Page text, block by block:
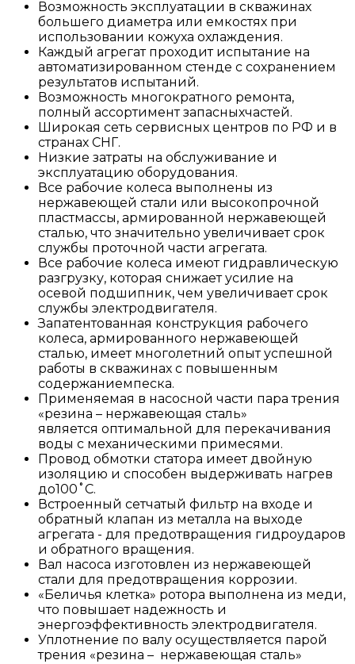
Возможность эксплуатации в скважинах
большего диаметра или емкостях при
использовании кожуха охлаждения.
Каждый агрегат проходит испытание на
автоматизированном стенде с сохранением
результатов испытаний.
Возможность многократного ремонта,
полный ассортимент запасныхчастей.
Широкая сеть сервисных центров по РФ и в
странах СНГ.
Низкие затраты на обслуживание и
эксплуатацию оборудования.
Все рабочие колеса выполнены из
нержавеющей стали или высокопрочной
пластмассы, армированной нержавеющей
сталью, что значительно увеличивает срок
службы проточной части агрегата.
Все рабочие колеса имеют гидравлическую
разгрузку, которая снижает усилие на
осевой подшипник, чем увеличивает срок
службы электродвигателя.
Запатентованная конструкция рабочего
колеса, армированного нержавеющей
сталью, имеет многолетний опыт успешной
работы в скважинах с повышенным
содержаниемпеска.
Применяемая в насосной части пара трения
«резина – нержавеющая сталь»
является оптимальной для перекачивания
воды с механическими примесями.
Провод обмотки статора имеет двойную
изоляцию и способен выдерживать нагрев
до100˚С.
Встроенный сетчатый фильтр на входе и
обратный клапан из металла на выходе
агрегата - для предотвращения гидроударов
и обратного вращения.
Вал насоса изготовлен из нержавеющей
стали для предотвращения коррозии.
«Беличья клетка» ротора выполнена из меди,
что повышает надежность и
энергоэффективность электродвигателя.
Уплотнение по валу осуществляется парой
трения «резина – нержавеющая сталь»